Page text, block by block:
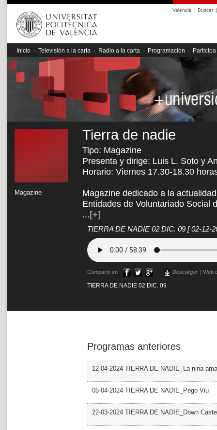
Valencià | Buscar|
Inicio · Televisión a la carta · Radio a la carta · Programación · Participa
Magazine
Tierra de nadie
Tipo: Magazine
Presenta y dirige: Luis L. Soto y
Horario: Viernes 17.30-18.30
Magazine dedicado a la
Entidades de Voluntariado Social
...[+]
TIERRA DE NADIE 02 DIC. 09 [ 02-12-
Compartir en Descargar Web
TIERRA DE NADIE 02 DIC. 09
Programas anteriores
12-04-2024 TIERRA DE NADIE_La nina
05-04-2024 TIERRA DE NADIE_Pego Viu
22-03-2024 TIERRA DE NADIE_Down